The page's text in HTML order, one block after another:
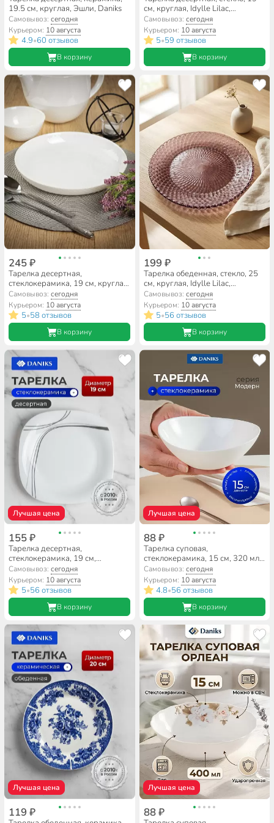
19.5 см, круглая, Эшли, Daniks
Самовывоз:сегодня
Курьером: 10 августа
4.9•60 отзывов
В корзину
см, круглая, Idylle Lilac,
Luminarc, A0011/Q1310,
розовая
Самовывоз: сегодня
Курьером: 10 августа
5•59 отзывов
В корзину
245 ₽
Тарелка десертная,
стеклокерамика, 19 см, круглая,
Precious, Luminarc, Q1933
Самовывоз:сегодня
Курьером: 10 августа
5•58 отзывов
В корзину
199 ₽
Тарелка обеденная, стекло, 25
см, круглая, Idylle Lilac,
Luminarc, A0009/Q1308,
розовая
Самовывоз: сегодня
Курьером: 10 августа
5•56 отзывов
В корзину
Лучшая цена
155 ₽
Тарелка десертная,
стеклокерамика, 19 см,
квадратная, Токио, Daniks, FFP-
85-K1306-2/NFP85T
Самовывоз:сегодня
Курьером: 10 августа
5•56 отзывов
В корзину
Лучшая цена
88 ₽
Тарелка суповая,
стеклокерамика, 15 см, 320 мл,
круглая, Модерн, Daniks,
NOW60W
Самовывоз: сегодня
Курьером: 10 августа
4.8•56 отзывов
В корзину
Лучшая цена
119 ₽
Лучшая цена
88 ₽